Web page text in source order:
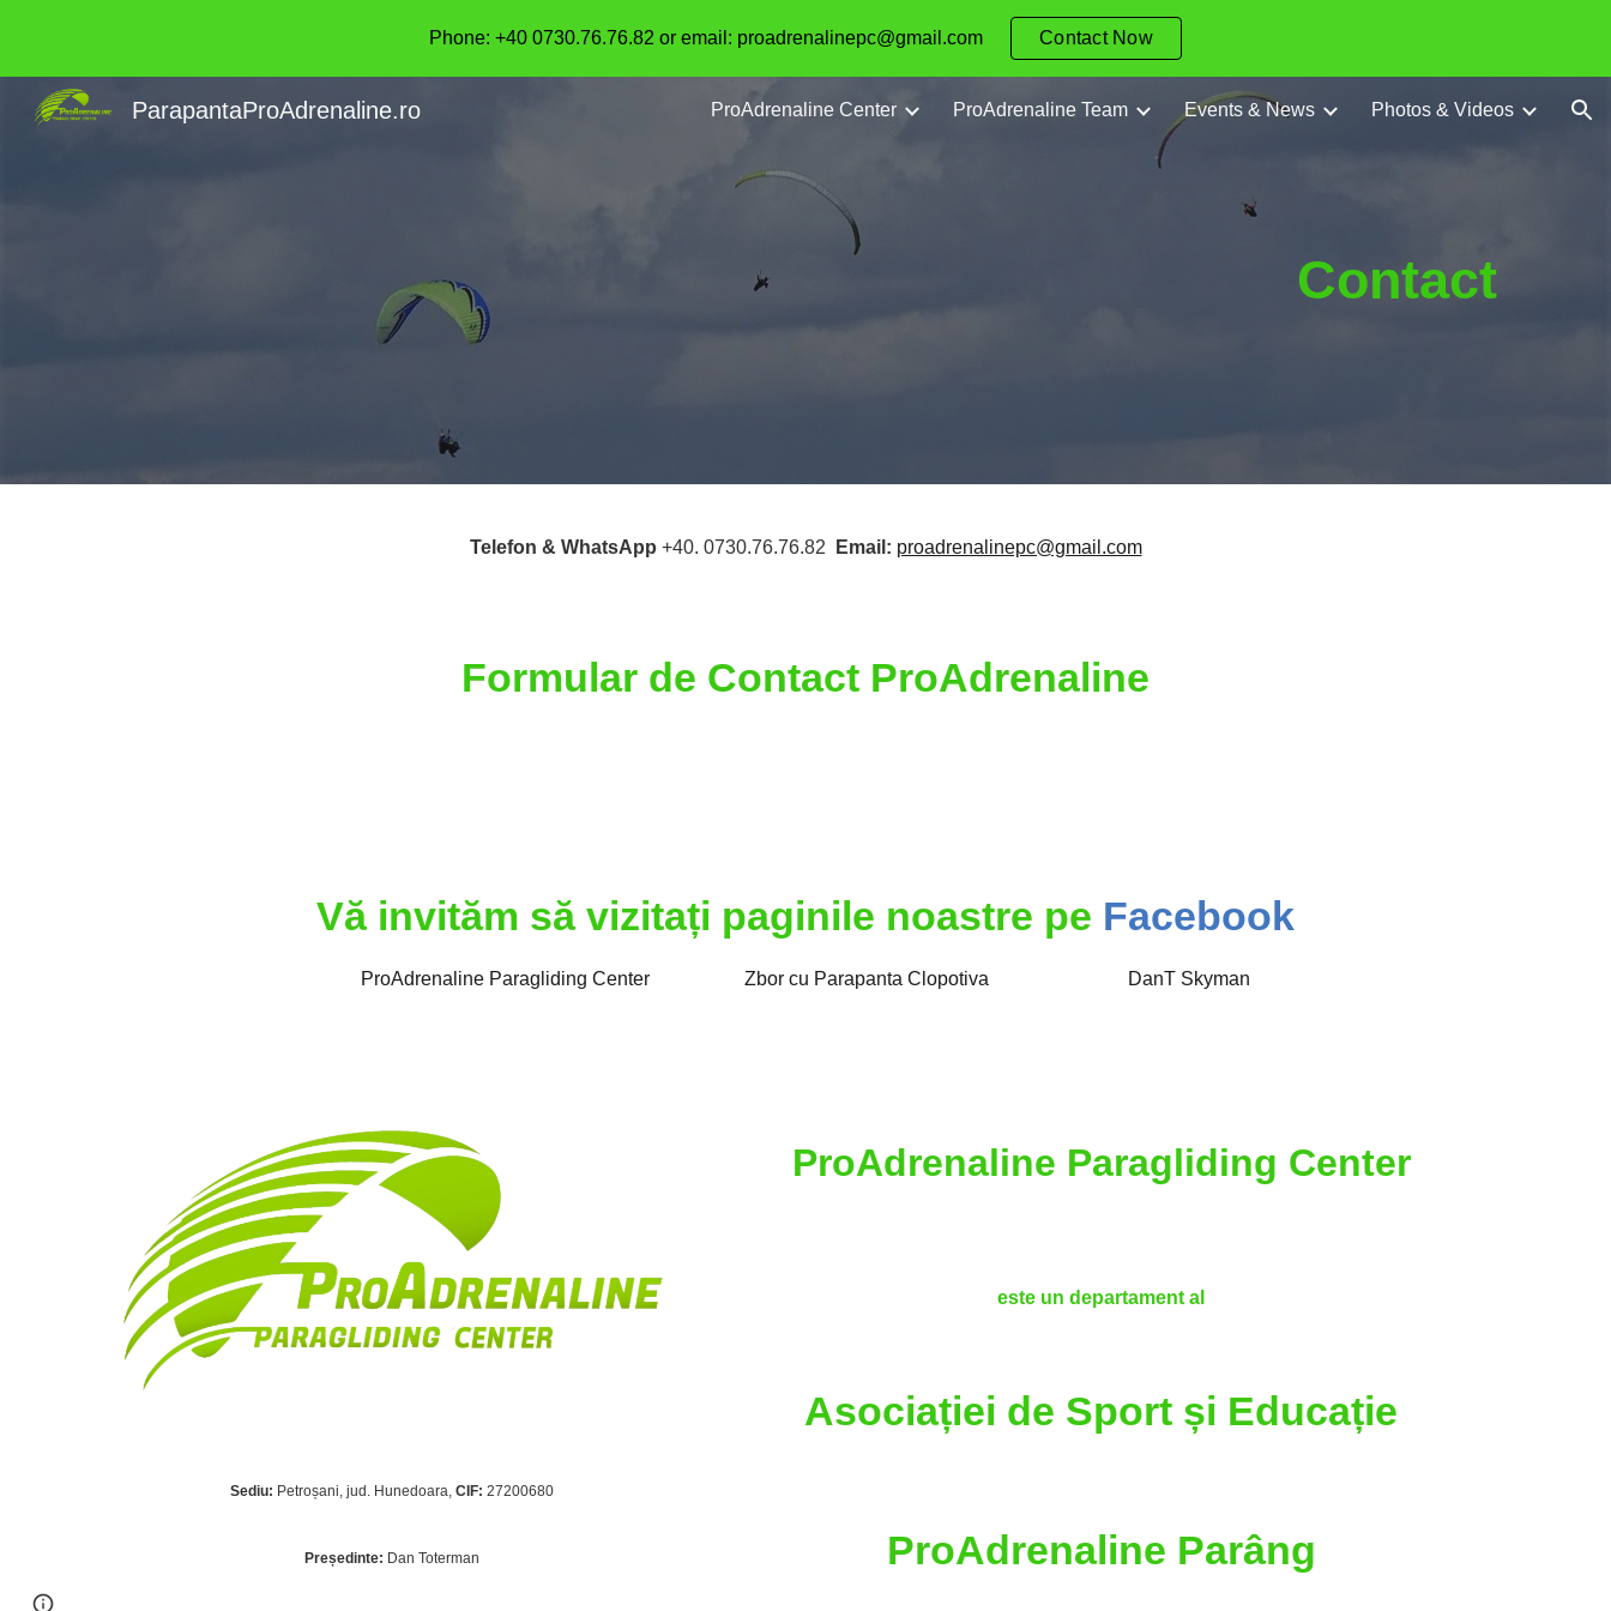
Skip to main content Skip to navigation
Phone: +40 0730.76.76.82 or email: proadrenalinepc@gmail.com Contact Now
ParapantaProAdrenaline.ro ProAdrenaline Center ProAdrenaline Team Events & News Photos & Videos
Contact
Telefon & WhatsApp +40. 0730.76.76.82 Email: proadrenalinepc@gmail.com
Formular de Contact ProAdrenaline
Vă invităm să vizitați paginile noastre pe Facebook
ProAdrenaline Paragliding Center Zbor cu Parapanta Clopotiva DanT Skyman
Sediu: Petroșani, jud. Hunedoara, CIF: 27200680
Președinte: Dan Toterman
ProAdrenaline Paragliding Center
este un departament al
Asociației de Sport și Educație
ProAdrenaline Parâng